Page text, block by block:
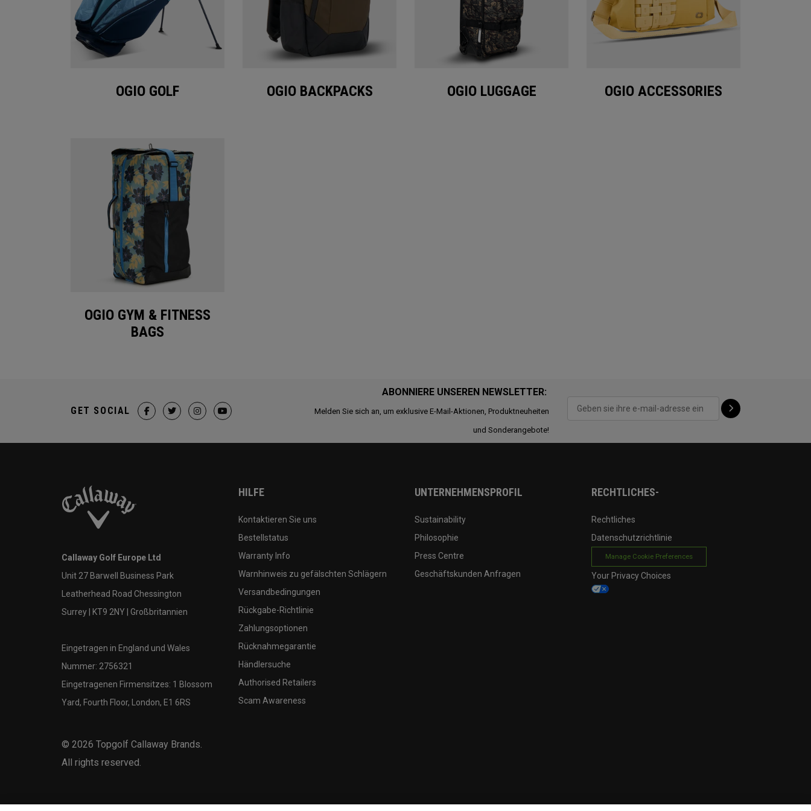
OGIO GOLF OGIO BACKPACKS OGIO LUGGAGE OGIO ACCESSORIES
OGIO GYM & FITNESS
BAGS
ABONNIERE UNSEREN NEWSLETTER:
Melden Sie sich an, um exklusive E-Mail-Aktionen, Produktneuheiten
und Sonderangebote!
GET SOCIAL
Callaway Golf Europe Ltd
Unit 27 Barwell Business Park
Leatherhead Road Chessington
Surrey | KT9 2NY | Großbritannien
Eingetragen in England und Wales
Nummer: 2756321
Eingetragenen Firmensitzes: 1 Blossom
Yard, Fourth Floor, London, E1 6RS
© 2026 Topgolf Callaway Brands.
All rights reserved.
HILFE
Kontaktieren Sie uns
Bestellstatus
Warranty Info
Warnhinweis zu gefälschten Schlägern
Versandbedingungen
Rückgabe-Richtlinie
Zahlungsoptionen
Rücknahmegarantie
Händlersuche
Authorised Retailers
Scam Awareness
UNTERNEHMENSPROFIL
Sustainability
Philosophie
Press Centre
Geschäftskunden Anfragen
RECHTLICHES-
Rechtliches
Datenschutzrichtlinie
Manage Cookie Preferences
Your Privacy Choices